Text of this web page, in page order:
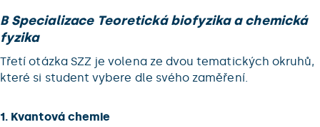
B Specializace Teoretická biofyzika a chemická
fyzika
Třetí otázka SZZ je volena ze dvou tematických okruhů,
které si student vybere dle svého zaměření.
1. Kvantová chemie